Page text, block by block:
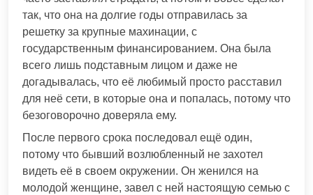
так, что она на долгие годы отправилась за
решетку за крупные махинации, с
государственным финансированием. Она была
всего лишь подставным лицом и даже не
догадывалась, что её любимый просто расставил
для неё сети, в которые она и попалась, потому что
безоговорочно доверяла ему.
После первого срока последовал ещё один,
потому что бывший возлюбленный не захотел
видеть её в своем окружении. Он женился на
молодой женщине, завел с ней настоящую семью с